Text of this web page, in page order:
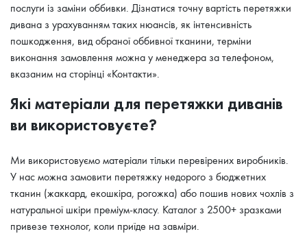
послуги із заміни оббивки. Дізнатися точну вартість перетяжки
дивана з урахуванням таких нюансів, як інтенсивність
пошкодження, вид обраної оббивної тканини, терміни
виконання замовлення можна у менеджера за телефоном,
вказаним на сторінці «Контакти».
Які матеріали для перетяжки диванів
ви використовуєте?
Ми використовуємо матеріали тільки перевірених виробників.
У нас можна замовити перетяжку недорого з бюджетних
тканин (жаккард, екошкіра, рогожка) або пошив нових чохлів з
натуральної шкіри преміум-класу. Каталог з 2500+ зразками
привезе технолог, коли приїде на завміри.